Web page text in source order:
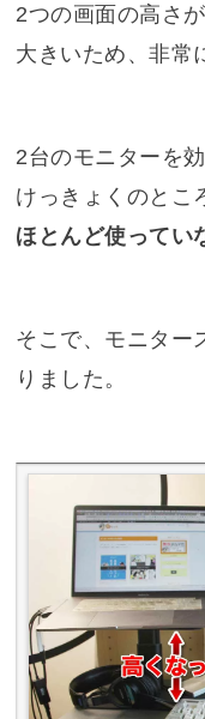
2つの画面の高さ
大きいため、非
2台のモニターを
けっきょくのとこ
ほとんど使ってい
そこで、モニター
りました。